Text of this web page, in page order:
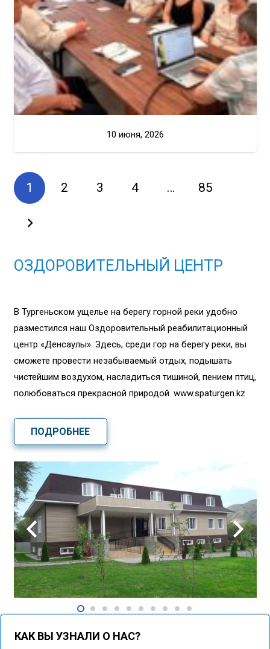
10 июня, 2026
1 2 3 4 … 85
ОЗДОРОВИТЕЛЬНЫЙ ЦЕНТР
В Тургеньском ущелье на берегу горной реки удобно
разместился наш Оздоровительный реабилитационный
центр «Денсаулық». Здесь, среди гор на берегу реки, вы
сможете провести незабываемый отдых, подышать
чистейшим воздухом, насладиться тишиной, пением птиц,
полюбоваться прекрасной природой. www.spaturgen.kz
ПОДРОБНЕЕ
КАК ВЫ УЗНАЛИ О НАС?